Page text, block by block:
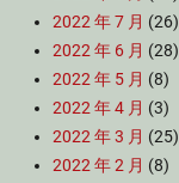
2022 年 7 月 (26)
2022 年 6 月 (28)
2022 年 5 月 (8)
2022 年 4 月 (3)
2022 年 3 月 (25)
2022 年 2 月 (8)